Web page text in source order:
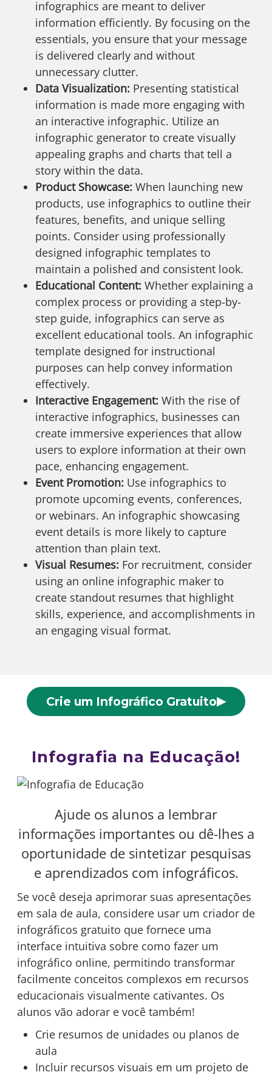
infographics are meant to deliver
information efficiently. By focusing on the
essentials, you ensure that your message
is delivered clearly and without
unnecessary clutter.
Data Visualization: Presenting statistical
information is made more engaging with
an interactive infographic. Utilize an
infographic generator to create visually
appealing graphs and charts that tell a
story within the data.
Product Showcase: When launching new
products, use infographics to outline their
features, benefits, and unique selling
points. Consider using professionally
designed infographic templates to
maintain a polished and consistent look.
Educational Content: Whether explaining a
complex process or providing a step-by-
step guide, infographics can serve as
excellent educational tools. An infographic
template designed for instructional
purposes can help convey information
effectively.
Interactive Engagement: With the rise of
interactive infographics, businesses can
create immersive experiences that allow
users to explore information at their own
pace, enhancing engagement.
Event Promotion: Use infographics to
promote upcoming events, conferences,
or webinars. An infographic showcasing
event details is more likely to capture
attention than plain text.
Visual Resumes: For recruitment, consider
using an online infographic maker to
create standout resumes that highlight
skills, experience, and accomplishments in
an engaging visual format.
Crie um Infográfico Gratuito▶
Infografia na Educação!
Ajude os alunos a lembrar
informações importantes ou dê-lhes a
oportunidade de sintetizar pesquisas
e aprendizados com infográficos.
Se você deseja aprimorar suas apresentações
em sala de aula, considere usar um criador de
infográficos gratuito que fornece uma
interface intuitiva sobre como fazer um
infográfico online, permitindo transformar
facilmente conceitos complexos em recursos
educacionais visualmente cativantes. Os
alunos vão adorar e você também!
Crie resumos de unidades ou planos de
aula
Incluir recursos visuais em um projeto de